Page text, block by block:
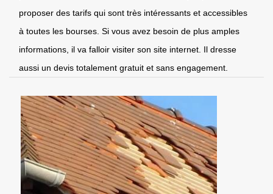
proposer des tarifs qui sont très intéressants et accessibles
à toutes les bourses. Si vous avez besoin de plus amples
informations, il va falloir visiter son site internet. Il dresse
aussi un devis totalement gratuit et sans engagement.